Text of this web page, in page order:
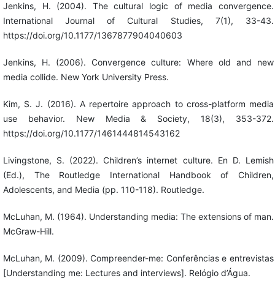
Jenkins, H. (2004). The cultural logic of media convergence.
International Journal of Cultural Studies, 7(1), 33-43.
https://doi.org/10.1177/1367877904040603
Jenkins, H. (2006). Convergence culture: Where old and new
media collide. New York University Press.
Kim, S. J. (2016). A repertoire approach to cross-platform media
use behavior. New Media & Society, 18(3), 353-372.
https://doi.org/10.1177/1461444814543162
Livingstone, S. (2022). Children’s internet culture. En D. Lemish
(Ed.), The Routledge International Handbook of Children,
Adolescents, and Media (pp. 110-118). Routledge.
McLuhan, M. (1964). Understanding media: The extensions of man.
McGraw-Hill.
McLuhan, M. (2009). Compreender-me: Conferências e entrevistas
[Understanding me: Lectures and interviews]. Relógio d’Água.